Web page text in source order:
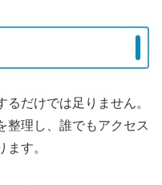
だけでは足りません。
整理し、誰でもアクセス
す。